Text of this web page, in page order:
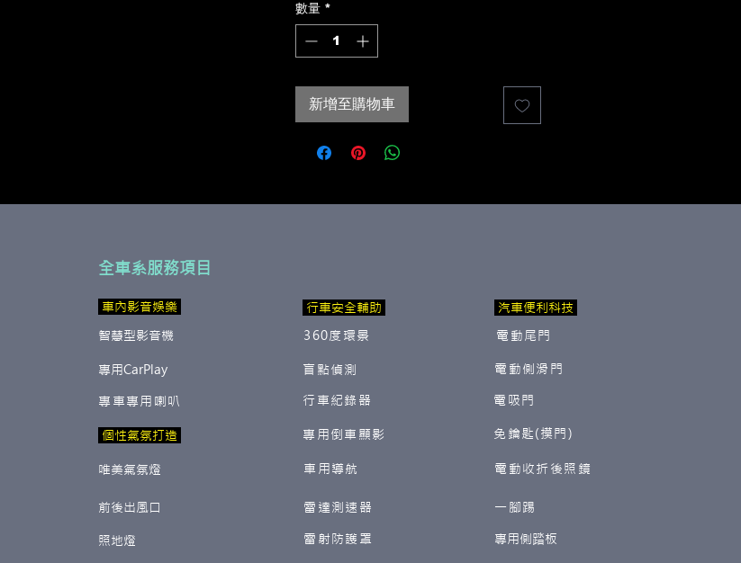
數量 *
新增至購物車
全車系服務項目
​ 車內影音娛樂
智慧型影音機
行車安全輔助
360度環景
專用CarPlay
專車專用喇叭
盲點偵測
行車紀錄器
專用倒車顯影
​ 個性氣氛打造
唯美氣氛燈 車用導航
汽車便利科技
電動尾門
電動側滑門
電吸門
免鑰匙(摸門)
電動收折後照鏡
前後出風口 雷達測速器
照地燈 雷射防護罩
一腳踢
​專用側踏板